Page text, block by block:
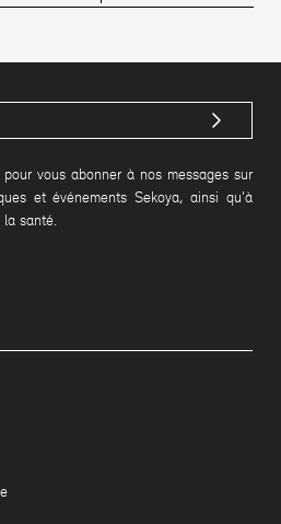
vous abonner à nos messages sur
et événements Sekoya, ainsi qu'à
la santé.